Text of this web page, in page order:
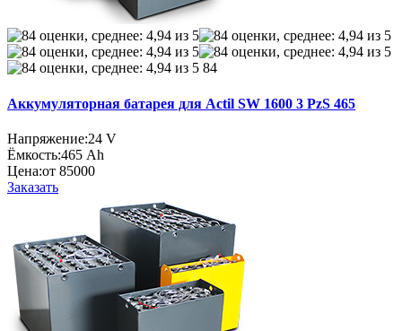
84
Аккумуляторная батарея для Actil SW 1600 3 PzS 465
Напряжение:24 V
Ёмкость:465 Ah
Цена:от 85000
Заказать